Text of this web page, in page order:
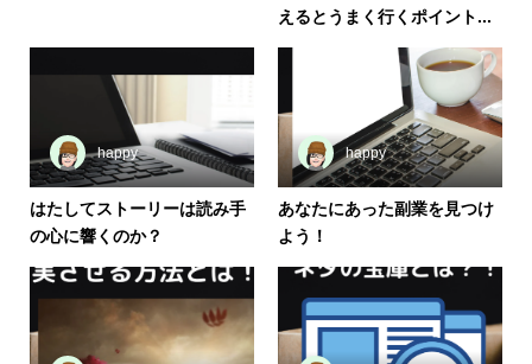
えるとうまく行くポイント...
happy
はたしてストーリーは読み手
の心に響くのか？
happy
あなたにあった副業を見つけ
よう！